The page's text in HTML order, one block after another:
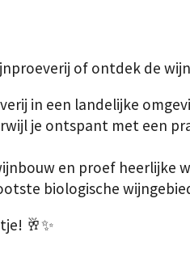
of ontdek de
in een landelijke
je ontspant met een
en proef heerlijke
biologische
🥂✨